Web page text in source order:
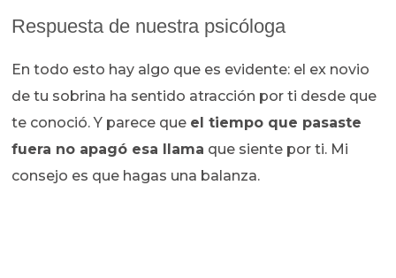
Respuesta de nuestra psicóloga
En todo esto hay algo que es evidente: el ex novio
de tu sobrina ha sentido atracción por ti desde que
te conoció. Y parece que el tiempo que pasaste
fuera no apagó esa llama que siente por ti. Mi
consejo es que hagas una balanza.